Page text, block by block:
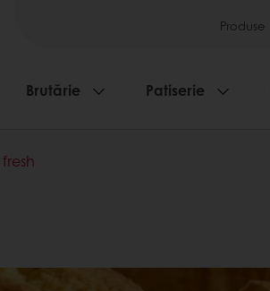
Produse
Brutărie Patiserie